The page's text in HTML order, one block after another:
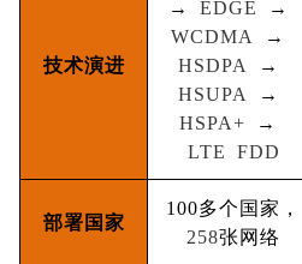
技术演进
→
EDGE
→
WCDMA
→
HSDPA
→
HSUPA
→
HSPA+
→
LTE FDD
部署国家
100多个国家，
258张网络